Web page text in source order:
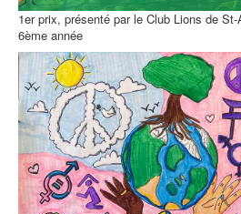
1er prix, présenté par le Club Lions de
6ème année